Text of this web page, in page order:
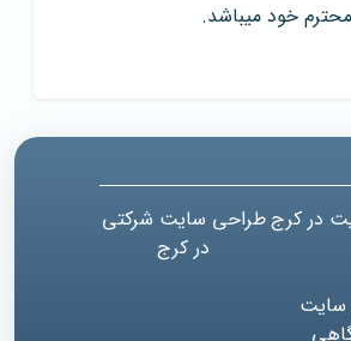
خود میباشد.
در کرجطراحی سایت شرکتی
در کرج
سایت